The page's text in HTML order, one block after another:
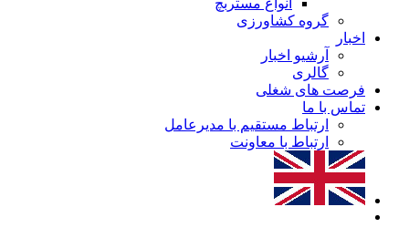
انواع مستربچ
گروه کشاورزی
اخبار
آرشیو اخبار
گالری
فرصت های شغلی
تماس با ما
ارتباط مستقیم با مدیرعامل
ارتباط با معاونت